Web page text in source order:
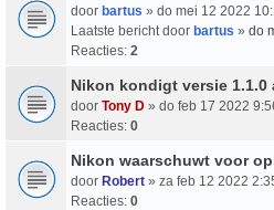
door bartus » do mei 12 2022
Laatste bericht door bartus » do
Reacties: 2
Nikon kondigt versie 1.1.0
door Tony D » do feb 17 2022
Reacties: 0
Nikon waarschuwt voor
door Robert » za feb 12 2022
Reacties: 0